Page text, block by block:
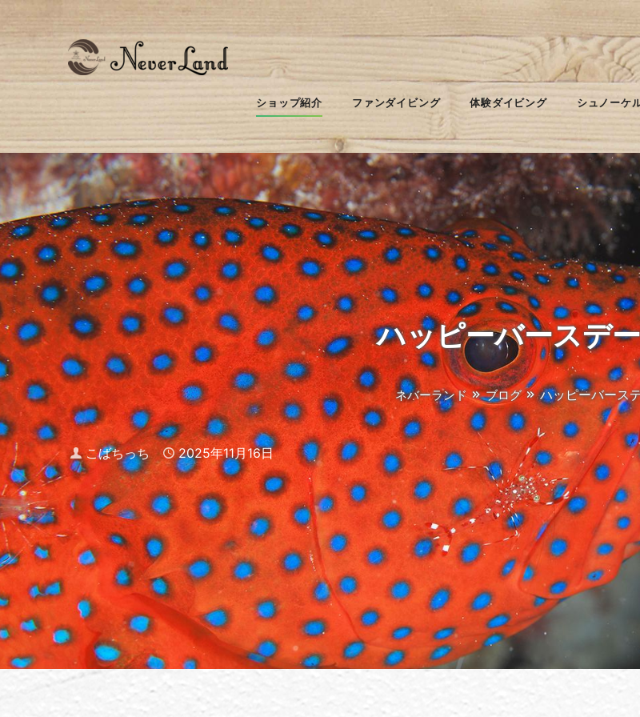
ショップ紹介 ファンダイビング 体験ダイビング シュノーケ
ハッピーバースデ
ネバーランド ブログ ハッピーバース
Author
こばちっち Published
2025年11月16日